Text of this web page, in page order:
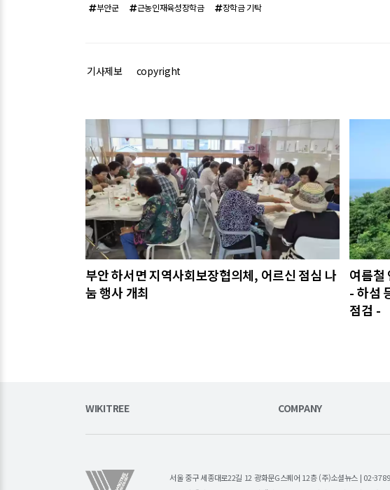
부안군 근농인재육성장학금 장학금 기탁
기사제보 copyright
관련기사
부안 하서면 지역사회보장협의체, 어르신 점심 나
눔 행사 개최
여름철
- 하섬
점검 -
WIKITREE COMPANY
서울 중구 세종대로22길 12 광화문G스퀘어 12층 (주)소셜뉴스 | 02-